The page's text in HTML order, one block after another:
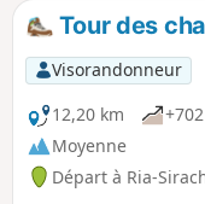
Tour des
Visorandonneur
12,20 km
Moyenne
Départ à Ria-